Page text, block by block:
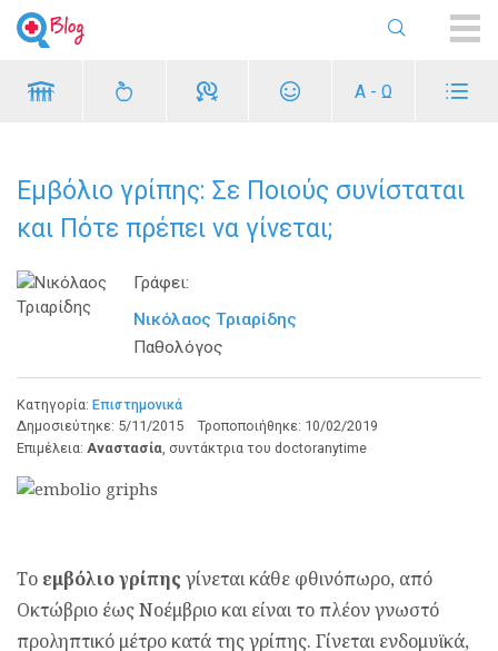
Α - Ω
Εμβόλιο γρίπης: Σε Ποιούς συνίσταται
και Πότε πρέπει να γίνεται;
Γράφει:
Νικόλαος Τριαρίδης
Παθολόγος
Κατηγορία: Επιστημονικά
Δημοσιεύτηκε: 5/11/2015 Τροποποιήθηκε: 10/02/2019
Επιμέλεια: Αναστασία, συντάκτρια του doctoranytime
Το εμβόλιο γρίπης γίνεται κάθε φθινόπωρο, από
Οκτώβριο έως Νοέμβριο και είναι το πλέον γνωστό
προληπτικό μέτρο κατά της γρίπης. Γίνεται ενδομυϊκά,